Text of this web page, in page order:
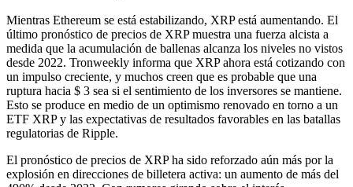
Mientras Ethereum se está estabilizando, XRP está aumentando. El
último pronóstico de precios de XRP muestra una fuerza alcista a
medida que la acumulación de ballenas alcanza los niveles no vistos
desde 2022. Tronweekly informa que XRP ahora está cotizando con
un impulso creciente, y muchos creen que es probable que una
ruptura hacia $ 3 sea si el sentimiento de los inversores se mantiene.
Esto se produce en medio de un optimismo renovado en torno a un
ETF XRP y las expectativas de resultados favorables en las batallas
regulatorias de Ripple.
El pronóstico de precios de XRP ha sido reforzado aún más por la
explosión en direcciones de billetera activa: un aumento de más del